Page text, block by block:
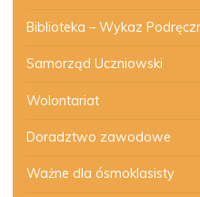
Biblioteka – Wykaz
Samorząd Uczniowski
Wolontariat
Doradztwo zawodowe
Ważne dla ósmoklasisty